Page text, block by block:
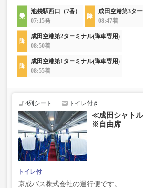
池袋駅西口（7番）
07:15発
成田空港第3タ
08:47着
成田空港第2ターミナル(降車専用)
08:50着
成田空港第1ターミナル(降車専用)
08:55着
4列シート トイレ付き
≪成田シャト
※自由席
トイレ付
京成バス株式会社の運行便です。